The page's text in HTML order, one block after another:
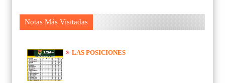
Notas Más Visitadas
LAS POSICIONES